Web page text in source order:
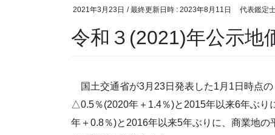
2021年3月23日 / 最終更新日時 : 2023年8月11日 代表鑑定
令和３(2021)年公示地
国土交通省が3月23日発表した1月1日時点
△0.5％(2020年＋1.4％)と2015年以来6年ぶ
年＋0.8％)と2016年以来5年ぶりに、商業地